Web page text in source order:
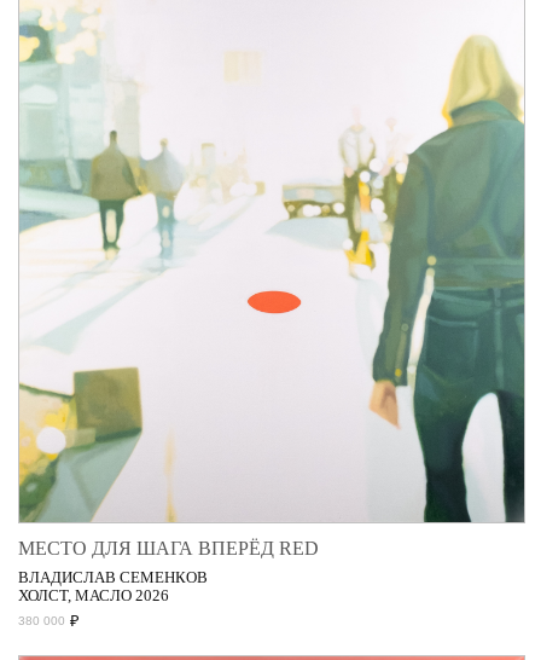
МЕСТО ДЛЯ ШАГА ВПЕРЁД RED
ВЛАДИСЛАВ СЕМЕНКОВ
ХОЛСТ, МАСЛО 2026
380 000 ₽